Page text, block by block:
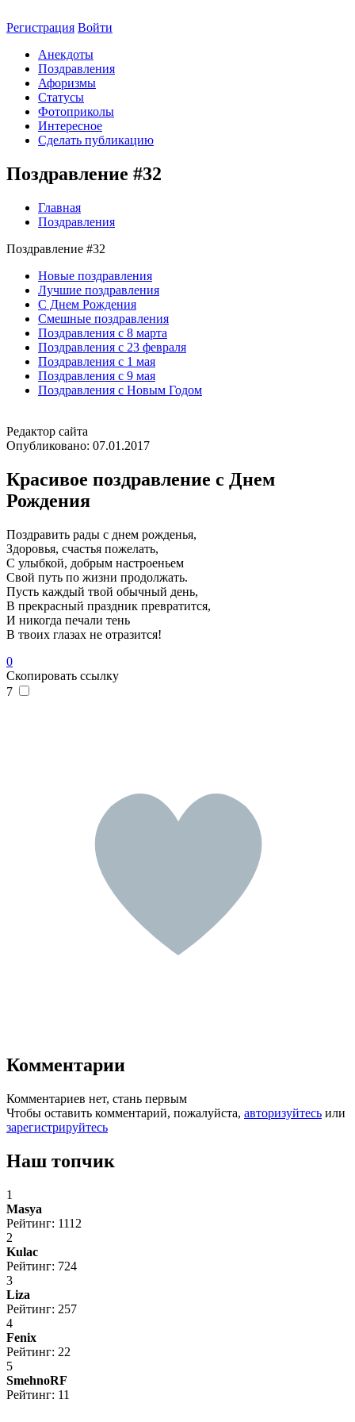
Регистрация Войти
Анекдоты
Поздравления
Афоризмы
Статусы
Фотоприколы
Интересное
Сделать публикацию
Поздравление #32
Главная
Поздравления
Поздравление #32
Новые поздравления
Лучшие поздравления
С Днем Рождения
Смешные поздравления
Поздравления с 8 марта
Поздравления с 23 февраля
Поздравления с 1 мая
Поздравления с 9 мая
Поздравления с Новым Годом
Редактор сайта
Опубликовано: 07.01.2017
Красивое поздравление с Днем
Рождения
Поздравить рады с днем рожденья,
Здоровья, счастья пожелать,
С улыбкой, добрым настроеньем
Свой путь по жизни продолжать.
Пусть каждый твой обычный день,
В прекрасный праздник превратится,
И никогда печали тень
В твоих глазах не отразится!
0
Скопировать ссылку
7
Комментарии
Комментариев нет, стань первым
Чтобы оставить комментарий, пожалуйста, авторизуйтесь или
зарегистрируйтесь
Наш топчик
1
Masya
Рейтинг: 1112
2
Kulac
Рейтинг: 724
3
Liza
Рейтинг: 257
4
Fenix
Рейтинг: 22
5
SmehnoRF
Рейтинг: 11